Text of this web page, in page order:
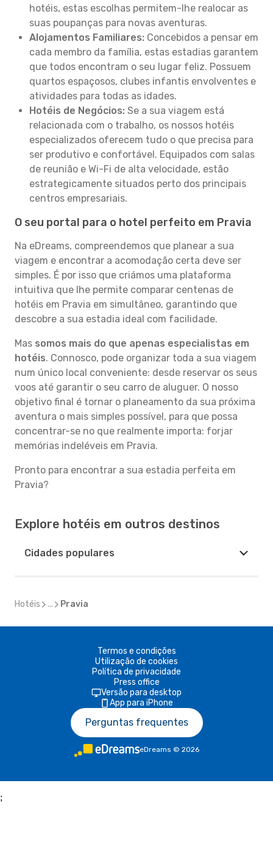
hotéis, estas escolhas permitem-lhe realocar as
suas poupanças para novas aventuras.
Alojamentos Familiares: Concebidos a pensar em
cada membro da família, estas estadias garantem
que todos encontram o seu lugar feliz. Possuem
quartos espaçosos, clubes infantis envolventes e
atividades para todas as idades.
Hotéis de Negócios: Se a sua viagem está
relacionada com o trabalho, os nossos hotéis
especializados oferecem tudo o que precisa para
ser produtivo e confortável. Equipados com salas
de reunião e Wi-Fi de alta velocidade, estão
estrategicamente situados perto dos principais
centros empresariais.
O seu portal para o hotel perfeito em Pravia
Na eDreams, compreendemos que planear a sua
viagem e encontrar a acomodação certa deve ser
simples. É por isso que criámos uma plataforma
intuitiva que lhe permite comparar centenas de
hotéis em Pravia em simultâneo, garantindo que
descobre a sua estadia ideal com facilidade.
Mas somos mais do que apenas especialistas em
hotéis. Connosco, pode organizar toda a sua viagem
num único local conveniente: desde reservar os seus
voos até garantir o seu carro de aluguer. O nosso
objetivo final é tornar o planeamento da sua próxima
aventura o mais simples possível, para que possa
concentrar-se no que realmente importa: forjar
memórias indeléveis em Pravia.
Pronto para encontrar a sua estadia perfeita em
Pravia?
Explore hotéis em outros destinos
Cidades populares
Hotéis ... Pravia
Termos e condições
Utilização de cookies
Política de privacidade
Press office
Versão para desktop
App para iPhone
Perguntas frequentes
eDreams © 2026
;